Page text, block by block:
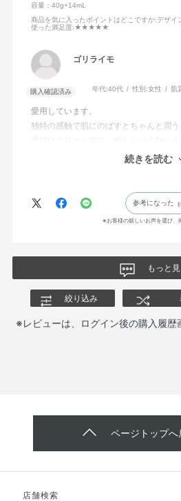
容量：40g+14mL
商品を気に入ったポイントはどこですか:デザイ
使った満足度:★★★★★
ゴリライモ
購入確認済み 年代:40代 性別:女性 肌
愛用しています。
独特の感触で肌にのばすとちゃんと潤う
ムの代わりにつかいます。続きを読む
参考になった
※お客様の嬉しいお声を選び、
もっと
絞り込み
※レビューは、ログイン後の購入履歴
ページトップへ
店舗検索